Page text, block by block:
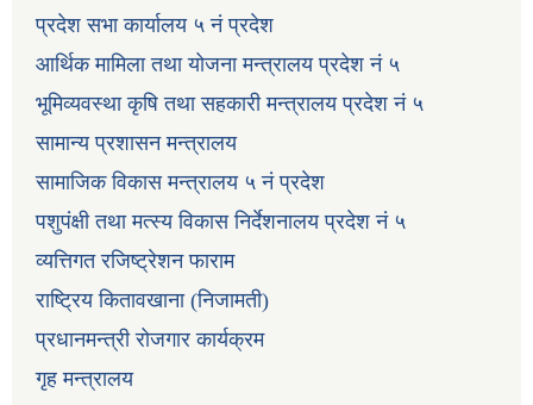
प्रदेश सभा कार्यालय ५ नं प्रदेश
आर्थिक मामिला तथा योजना मन्त्रालय प्रदेश नं ५
भूमिव्यवस्था कृषि तथा सहकारी मन्त्रालय प्रदेश नं ५
सामान्य प्रशासन मन्त्रालय
सामाजिक विकास मन्त्रालय ५ नं प्रदेश
पशुपंक्षी तथा मत्स्य विकास निर्देशनालय प्रदेश नं ५
व्यत्तिगत रजिष्ट्रेशन फाराम
राष्ट्रिय कितावखाना (निजामती)
प्रधानमन्त्री रोजगार कार्यक्रम
गृह मन्त्रालय